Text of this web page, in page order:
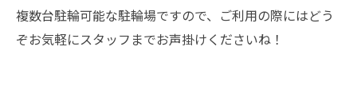
複数台駐輪可能な駐輪場ですので、ご利用の際にはどう
ぞお気軽にスタッフまでお声掛けくださいね！